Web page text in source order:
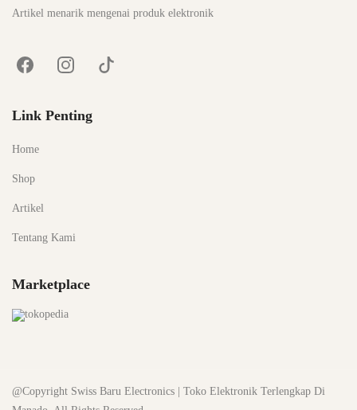
Artikel menarik mengenai produk elektronik
Link Penting
Home
Shop
Artikel
Tentang Kami
Marketplace
@Copyright Swiss Baru Electronics | Toko Elektronik Terlengkap Di